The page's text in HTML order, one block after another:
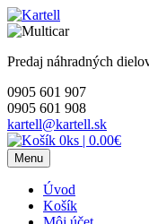
Skip
to
Predaj náhradných
0905 601 907
0905 601 908
kartell@kartell.sk
0ks | 0.00€
Menu
Úvod
Košík